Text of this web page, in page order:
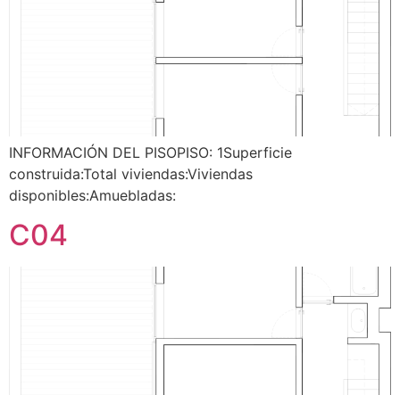
INFORMACIÓN DEL PISOPISO: 1Superficie
construida:Total viviendas:Viviendas
disponibles:Amuebladas:
C04